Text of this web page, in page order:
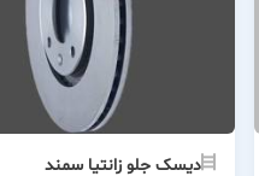
دیسک جلو زانتیا سمند